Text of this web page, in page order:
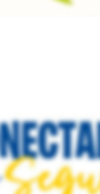
Segur@s